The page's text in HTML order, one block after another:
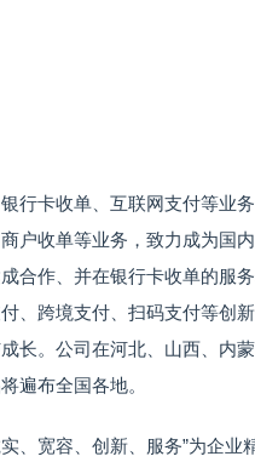
行卡收单、互联网支付等业
户收单等业务，致力成为国
合作、并在银行卡收单的服
、跨境支付、扫码支付等创
长。公司在河北、山西、内
遍布全国各地。
、宽容、创新、服务”为企业